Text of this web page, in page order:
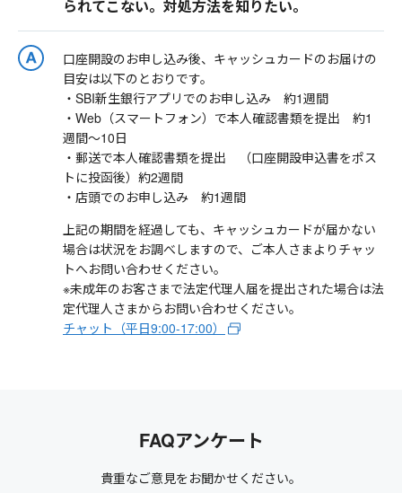
られてこない。対処方法を知りたい。
口座開設のお申し込み後、キャッシュカードのお届けの
目安は以下のとおりです。
・SBI新生銀行アプリでのお申し込み 約1週間
・Web（スマートフォン）で本人確認書類を提出 約1
週間～10日
・郵送で本人確認書類を提出 （口座開設申込書をポス
トに投函後）約2週間
・店頭でのお申し込み 約1週間
上記の期間を経過しても、キャッシュカードが届かない
場合は状況をお調べしますので、ご本人さまよりチャッ
トへお問い合わせください。
※未成年のお客さまで法定代理人届を提出された場合は法
定代理人さまからお問い合わせください。
チャット（平日9:00-17:00）
FAQアンケート
貴重なご意見をお聞かせください。